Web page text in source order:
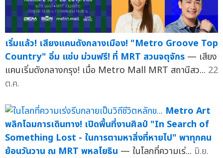
เริ่มแล้ว! เสียงแคนดังกลางเมือง! "Metro Groove Top
Country" อิ่ม แซ่บ ม่วนฟรี! ที่ MRT สวนจตุจักร — เสียง
แคนเริ่มดังกลางกรุง! เมื่อ Metro Mall MRT สถานีสว... 22
ต.ค.
Metro Art
พลิกโฉมการเดินทาง! เปิดพื้นที่งานศิลป์ "In Search of
Something Lost - ในการตามหาสิ่งที่หายไป" พาทุกคน
ย้อนวันวาน ณ MRT พหลโยธิน — ในโลกที่ความเร่... มิ.ย.